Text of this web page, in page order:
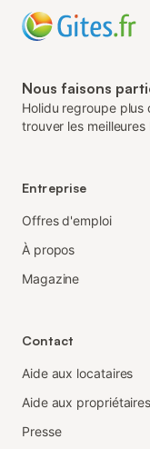
Nous faisons
Holidu regroupe plus
trouver les
Entreprise
Offres d'emploi
À propos
Magazine
Contact
Aide aux locataires
Aide aux propriétaires
Presse